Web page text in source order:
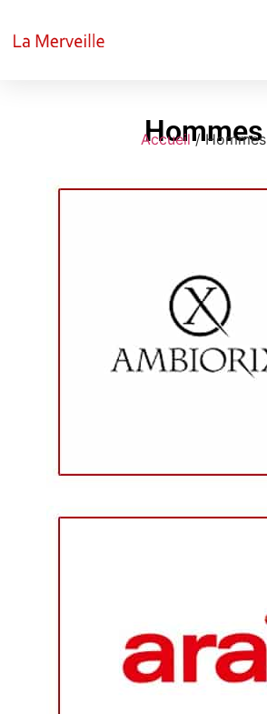
Hommes
Accueil/ Hommes